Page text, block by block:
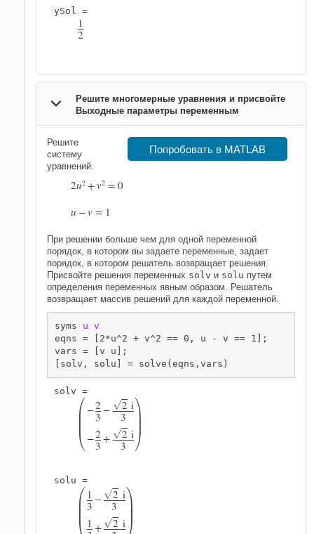
1
2
Решите многомерные уравнения и присвойте
Выходные параметры переменным
Попробовать в MATLAB
Решите
систему
уравнений.
2u2 +v2 =0
u −v= 1
При решении больше чем для одной переменной
порядок, в котором вы задаете переменные, задает
порядок, в котором решатель возвращает решения.
Присвойте решения переменных solv и solu путем
определения переменных явным образом. Решатель
возвращает массив решений для каждой переменной.
syms u v
eqns = [2*u^2 + v^2 == 0, u - v == 1];
vars = [v u];
[solv, solu] = solve(eqns,vars)



−2
3 − G2 i
3
−2
3+ G2 i
3






1
3 − G2 i
3
1 + G2 i

